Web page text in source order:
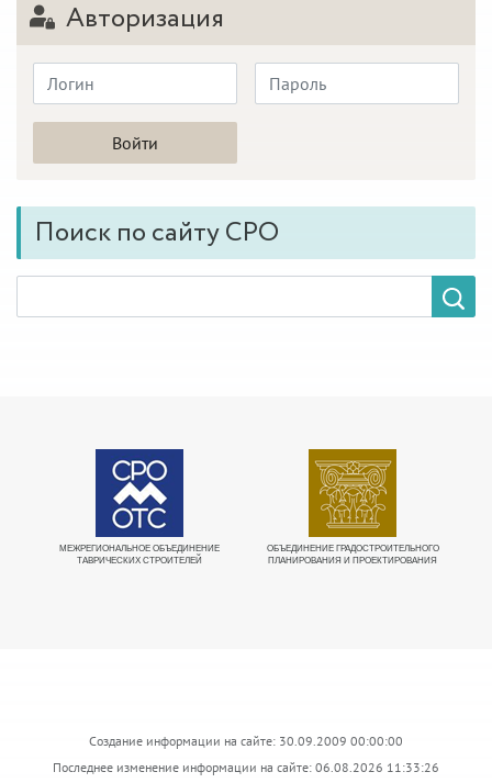
Авторизация
Поиск по сайту СРО
МЕЖРЕГИОНАЛЬНОЕ ОБЪЕДИНЕНИЕ
ТАВРИЧЕСКИХ СТРОИТЕЛЕЙ
ОБЪЕДИНЕНИЕ ГРАДОСТРОИТЕЛЬНОГО
ПЛАНИРОВАНИЯ И ПРОЕКТИРОВАНИЯ
Создание информации на сайте: 30.09.2009 00:00:00
Последнее изменение информации на сайте: 06.08.2026 11:33:26